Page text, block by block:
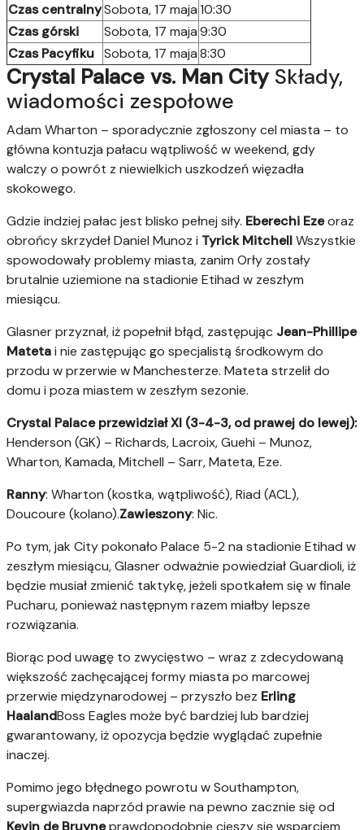
Czas centralnySobota, 17 maja10:30
Czas górski
Sobota, 17 maja9:30
Czas Pacyfiku Sobota, 17 maja8:30
Crystal Palace vs. Man City Składy,
wiadomości zespołowe
Adam Wharton – sporadycznie zgłoszony cel miasta – to
główna kontuzja pałacu wątpliwość w weekend, gdy
walczy o powrót z niewielkich uszkodzeń więzadła
skokowego.
Gdzie indziej pałac jest blisko pełnej siły. Eberechi Ezeoraz
obrońcy skrzydeł Daniel Munoz i Tyrick MitchellWszystkie
spowodowały problemy miasta, zanim Orły zostały
brutalnie uziemione na stadionie Etihad w zeszłym
miesiącu.
Glasner przyznał, iż popełnił błąd, zastępując Jean-Phillipe
Matetai nie zastępując go specjalistą środkowym do
przodu w przerwie w Manchesterze. Mateta strzelił do
domu i poza miastem w zeszłym sezonie.
Crystal Palace przewidział XI (3-4-3, od prawej do lewej):
Henderson (GK) – Richards, Lacroix, Guehi – Munoz,
Wharton, Kamada, Mitchell – Sarr, Mateta, Eze.
Ranny: Wharton (kostka, wątpliwość), Riad (ACL),
Doucoure (kolano).Zawieszony: Nic.
Po tym, jak City pokonało Palace 5-2 na stadionie Etihad w
zeszłym miesiącu, Glasner odważnie powiedział Guardioli, iż
będzie musiał zmienić taktykę, jeżeli spotkałem się w finale
Pucharu, ponieważ następnym razem miałby lepsze
rozwiązania.
Biorąc pod uwagę to zwycięstwo – wraz z zdecydowaną
większość zachęcającej formy miasta po marcowej
przerwie międzynarodowej – przyszło bez Erling
HaalandBoss Eagles może być bardziej lub bardziej
gwarantowany, iż opozycja będzie wyglądać zupełnie
inaczej.
Pomimo jego błędnego powrotu w Southampton,
supergwiazda naprzód prawie na pewno zacznie się od